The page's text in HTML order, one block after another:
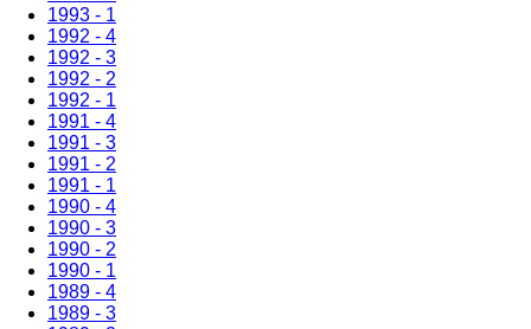
1993 - 1
1992 - 4
1992 - 3
1992 - 2
1992 - 1
1991 - 4
1991 - 3
1991 - 2
1991 - 1
1990 - 4
1990 - 3
1990 - 2
1990 - 1
1989 - 4
1989 - 3